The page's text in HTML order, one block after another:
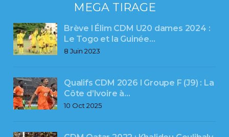
MEGA TIRAGE
Brève l Élim CDM U20 dames 2024 :
Le Togo et la Guinée…
8 Juin 2023
Qualifs CDM 2026 l Groupe F (J9) : La
Côte d’Ivoire à…
10 Oct 2025